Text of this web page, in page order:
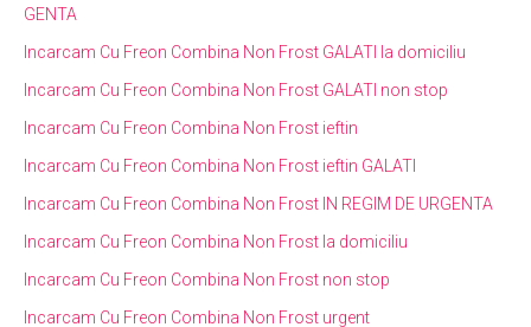
GENTA
Incarcam Cu Freon Combina Non Frost GALATI la domiciliu
Incarcam Cu Freon Combina Non Frost GALATI non stop
Incarcam Cu Freon Combina Non Frost ieftin
Incarcam Cu Freon Combina Non Frost ieftin GALATI
Incarcam Cu Freon Combina Non Frost IN REGIM DE URGENTA
Incarcam Cu Freon Combina Non Frost la domiciliu
Incarcam Cu Freon Combina Non Frost non stop
Incarcam Cu Freon Combina Non Frost urgent